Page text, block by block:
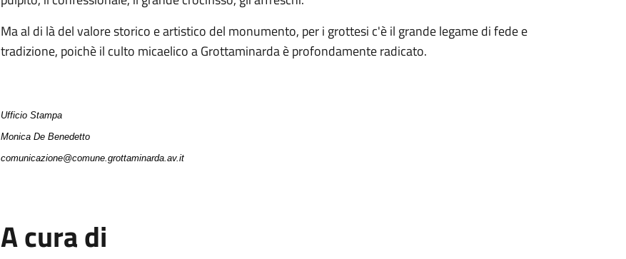
Ma al di là del valore storico e artistico del monumento, per i grottesi c'è il grande legame di fede e
tradizione, poichè il culto micaelico a Grottaminarda è profondamente radicato.
Ufficio Stampa
Monica De Benedetto
comunicazione@comune.grottaminarda.av.it
A cura di